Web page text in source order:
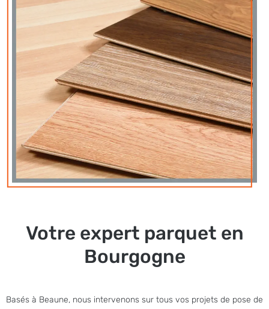
Votre expert parquet en
Bourgogne
Basés à Beaune, nous intervenons sur tous vos projets de pose de